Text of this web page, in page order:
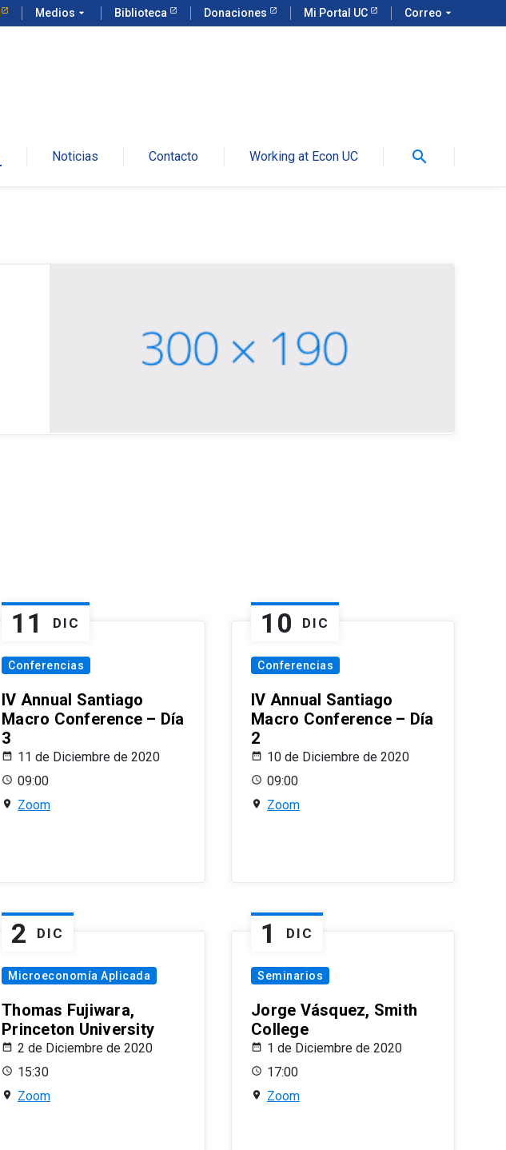
Medios arrow_drop_down Biblioteca Donaciones Mi Portal UC Correo arrow_drop_down
Noticias Contacto Working at Econ UC search
11 DIC
Conferencias
IV Annual Santiago
Macro Conference – Día
3
11 de Diciembre de 2020
09:00
Zoom
10 DIC
Conferencias
IV Annual Santiago
Macro Conference – Día
2
10 de Diciembre de 2020
09:00
Zoom
2 DIC
Microeconomía Aplicada
Thomas Fujiwara,
Princeton University
2 de Diciembre de 2020
15:30
Zoom
1 DIC
Seminarios
Jorge Vásquez, Smith
College
1 de Diciembre de 2020
17:00
Zoom